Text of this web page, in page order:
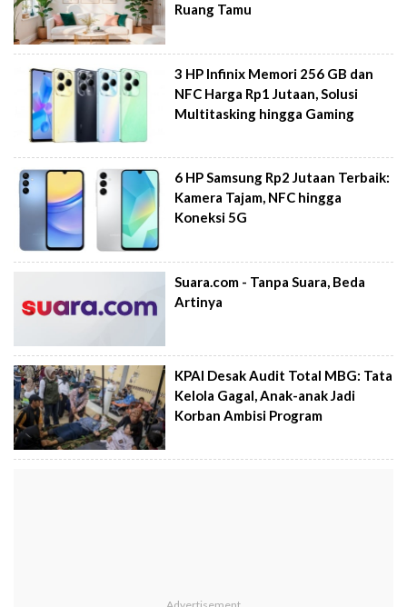
Ruang Tamu
3 HP Infinix Memori 256 GB dan
NFC Harga Rp1 Jutaan, Solusi
Multitasking hingga Gaming
6 HP Samsung Rp2 Jutaan Terbaik:
Kamera Tajam, NFC hingga
Koneksi 5G
Suara.com - Tanpa Suara, Beda
Artinya
KPAI Desak Audit Total MBG: Tata
Kelola Gagal, Anak-anak Jadi
Korban Ambisi Program